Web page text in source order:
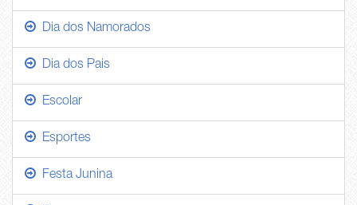
Dia dos Namorados
Dia dos Pais
Escolar
Esportes
Festa Junina